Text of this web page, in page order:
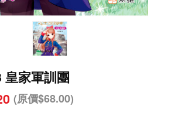
皇家軍訓團
(原價$68.00)